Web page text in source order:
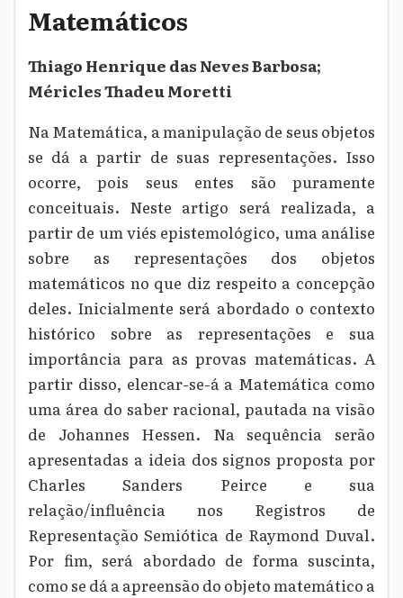
Matemáticos
Thiago Henrique das Neves Barbosa;
Méricles Thadeu Moretti
Na Matemática, a manipulação de seus objetos
se dá a partir de suas representações. Isso
ocorre, pois seus entes são puramente
conceituais. Neste artigo será realizada, a
partir de um viés epistemológico, uma análise
sobre as representações dos objetos
matemáticos no que diz respeito a concepção
deles. Inicialmente será abordado o contexto
histórico sobre as representações e sua
importância para as provas matemáticas. A
partir disso, elencar-se-á a Matemática como
uma área do saber racional, pautada na visão
de Johannes Hessen. Na sequência serão
apresentadas a ideia dos signos proposta por
Charles Sanders Peirce e sua
relação/influência nos Registros de
Representação Semiótica de Raymond Duval.
Por fim, será abordado de forma suscinta,
como se dá a apreensão do objeto matemático a